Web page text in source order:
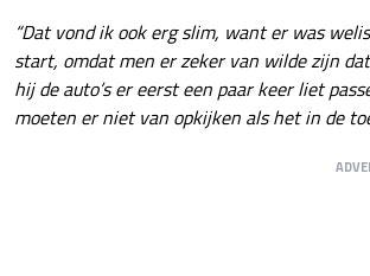
“Dat vond ik ook erg slim, want er was
start, omdat men er zeker van wilde zijn
hij de auto’s er eerst een paar keer liet
moeten er niet van opkijken als het in de